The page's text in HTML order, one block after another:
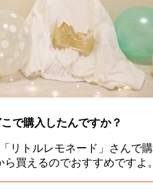
で購入したんですか？
リトルレモネード」さんで
買えるのでおすすめですよ。